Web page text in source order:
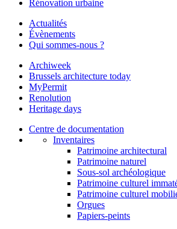
Rénovation urbaine
Actualités
Évènements
Qui sommes-nous ?
Archiweek
Brussels architecture today
MyPermit
Renolution
Heritage days
Centre de documentation
Inventaires
Patrimoine architectural
Patrimoine naturel
Sous-sol archéologique
Patrimoine culturel
Patrimoine culturel
Orgues
Papiers-peints